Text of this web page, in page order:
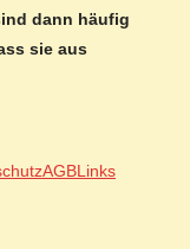
dann häufig
sie aus
AGBLinks